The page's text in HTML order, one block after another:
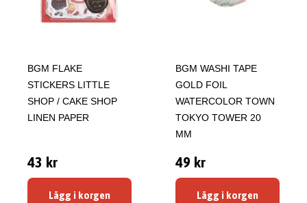
BGM FLAKE
STICKERS LITTLE
SHOP / CAKE SHOP
LINEN PAPER
43 kr
Lägg i korgen
BGM WASHI TAPE
GOLD FOIL
WATERCOLOR TOWN
TOKYO TOWER 20
MM
49 kr
Lägg i korgen